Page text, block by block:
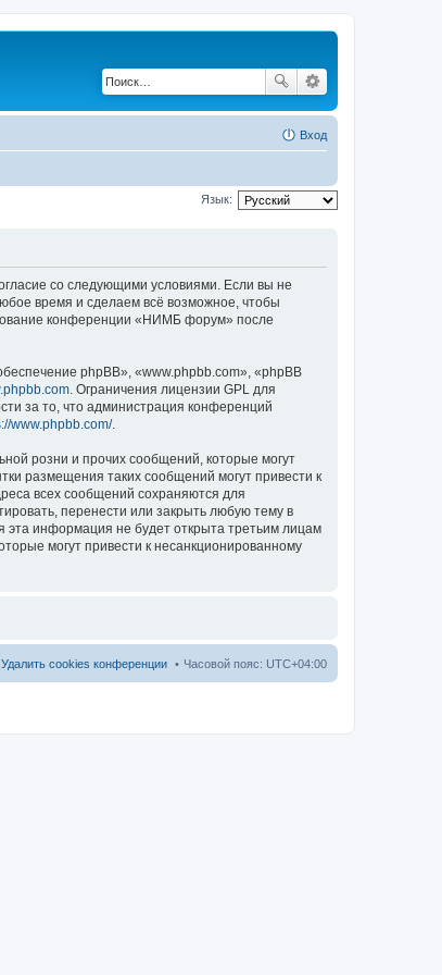
Вход
Язык:
со следующими условиями. Если вы не
время и сделаем всё возможное, чтобы
конференции «НИМБ форум» после
phpBB», «www.phpbb.com», «phpBB
. Ограничения лицензии GPL для
за то, что администрация конференций
www.phpbb.com/.
розни и прочих сообщений, которые могут
размещения таких сообщений могут привести к
всех сообщений сохраняются для
перенести или закрыть любую тему в
эта информация не будет открыта третьим лицам
могут привести к несанкционированному
Часовой пояс: UTC+04:00
Удалить cookies конференции